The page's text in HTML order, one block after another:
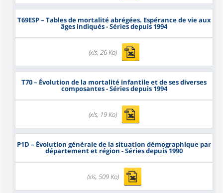
T69ESP– Tables de mortalité abrégées. Espérance de vie aux
âges indiqués - Séries depuis 1994
(xls, 26 Ko)
T70– Évolution de la mortalité infantile et de ses diverses
composantes - Séries depuis 1994
(xls, 19 Ko)
P1D – Évolution générale de la situation démographique par
département et région - Séries depuis 1990
(xls, 509 Ko)